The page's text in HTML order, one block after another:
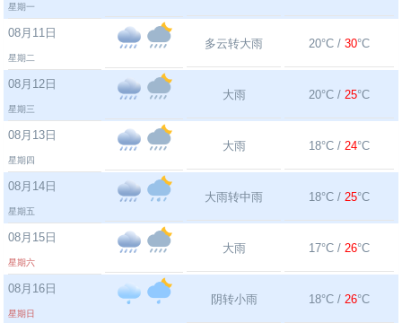
星期一
08月11日
星期二
多云转大雨 20°C / 30°C
08月12日
星期三
大雨 20°C / 25°C
08月13日
星期四
大雨 18°C / 24°C
08月14日
星期五
大雨转中雨 18°C / 25°C
08月15日
星期六
大雨 17°C / 26°C
08月16日
星期日
阴转小雨 18°C / 26°C